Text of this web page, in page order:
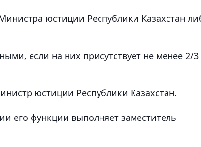
юстиции Республики Казахстан
если на них присутствует не менее 2/3
юстиции Республики Казахстан.
его функции выполняет заместитель